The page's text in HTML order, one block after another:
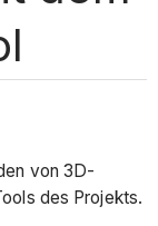
von 3D-
des Projekts.